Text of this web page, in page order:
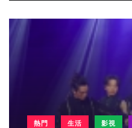
熱門 生活 影視